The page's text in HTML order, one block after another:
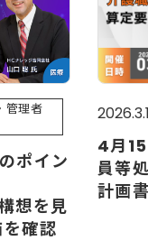
管理者
ポイン
想を見
確認
4月
員等
計画